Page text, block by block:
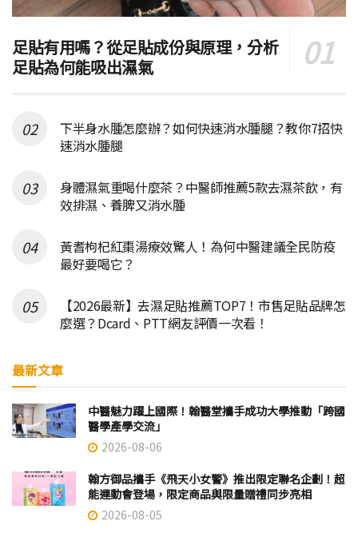
足貼有用嗎？從足貼成份與原理，分析
足貼為何能吸出濕氣
下半身水腫怎麼辦？如何快速消水腫腿？教你7招快
速消水腫腿
身體濕氣重喝什麼茶？中醫師推薦5款去濕茶飲，有
效排濕、養脾又消水腫
黃耆枸杞紅棗湯療效驚人！為何中醫建議全民防疫
最好要喝它？
【2026最新】去濕足貼推薦TOP7！市售足貼品牌怎
麼選？Dcard、PTT網友評價一次看！
最新文章
中醫魅力躍上國際！翰醫堂攜手成功大學推動「跨國
醫學產學交流」
2026-08-06
翰方御品攜手《飛天小女警》推出限定聯名企劃！超
能運動會登場，限定商品與限量贈禮同步亮相
2026-08-05